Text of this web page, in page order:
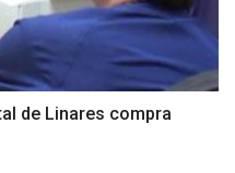
de Linares compra